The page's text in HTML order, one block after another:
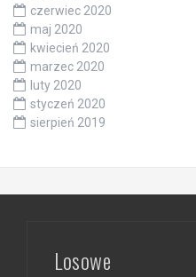
czerwiec 2020
maj 2020
kwiecień 2020
marzec 2020
luty 2020
styczeń 2020
sierpień 2019
Losowe